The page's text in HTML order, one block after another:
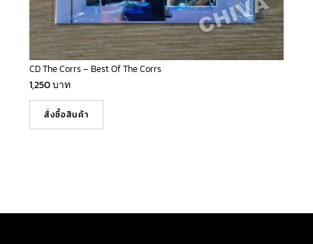
CD The Corrs – Best Of The Corrs
1,250บาท
สั่งซื้อสินค้า